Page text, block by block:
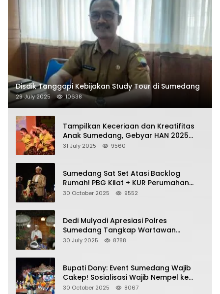
Disdik Tanggapi Kebijakan Study Tour di Sumedang
29 July 2025 10638
Tampilkan Keceriaan dan Kreatifitas
Anak Sumedang, Gebyar HAN 2025
Dihadiri Bupati dan Wabup
31 July 2025 9560
Sumedang Sat Set Atasi Backlog
Rumah! PBG Kilat + KUR Perumahan
Jadi Kunci!
30 October 2025 9552
Dedi Mulyadi Apresiasi Polres
Sumedang Tangkap Wartawan
Gadungan Pemeras Kades
30 July 2025 8788
Bupati Dony: Event Sumedang Wajib
Cakep! Sosialisasi Wajib Nempel ke
Seni Budaya!
30 October 2025 8067